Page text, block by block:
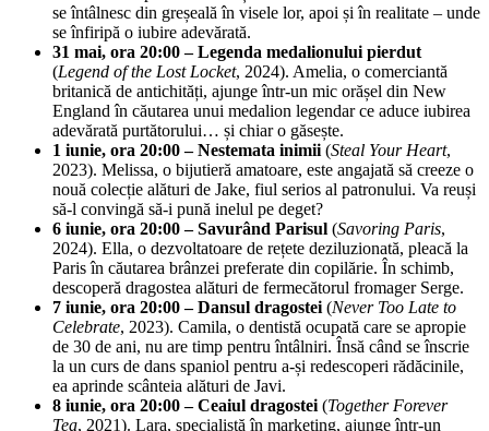
se întâlnesc din greșeală în visele lor, apoi și în realitate – unde
se înfiripă o iubire adevărată.
31 mai, ora 20:00 – Legenda medalionului pierdut
(Legend of the Lost Locket, 2024). Amelia, o comerciantă
britanică de antichități, ajunge într-un mic orășel din New
England în căutarea unui medalion legendar ce aduce iubirea
adevărată purtătorului… și chiar o găsește.
1 iunie, ora 20:00 – Nestemata inimii (Steal Your Heart,
2023). Melissa, o bijutieră amatoare, este angajată să creeze o
nouă colecție alături de Jake, fiul serios al patronului. Va reuși
să-l convingă să-i pună inelul pe deget?
6 iunie, ora 20:00 – Savurând Parisul (Savoring Paris,
2024). Ella, o dezvoltatoare de rețete deziluzionată, pleacă la
Paris în căutarea brânzei preferate din copilărie. În schimb,
descoperă dragostea alături de fermecătorul fromager Serge.
7 iunie, ora 20:00 – Dansul dragostei (Never Too Late to
Celebrate, 2023). Camila, o dentistă ocupată care se apropie
de 30 de ani, nu are timp pentru întâlniri. Însă când se înscrie
la un curs de dans spaniol pentru a-și redescoperi rădăcinile,
ea aprinde scânteia alături de Javi.
8 iunie, ora 20:00 – Ceaiul dragostei (Together Forever
Tea, 2021). Lara, specialistă în marketing, ajunge într-un